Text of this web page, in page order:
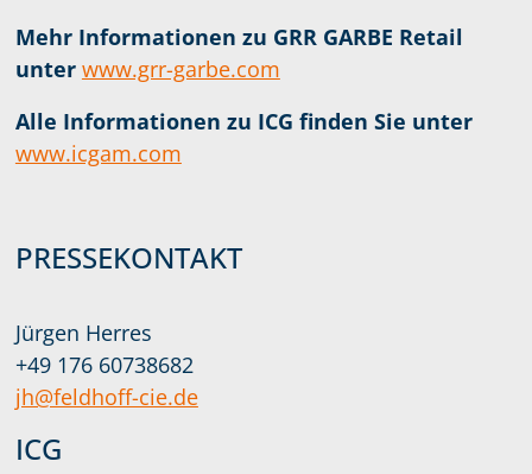
Mehr Informationen zu GRR GARBE Retail
unter www.grr-garbe.com
Alle Informationen zu ICG finden Sie unter
www.icgam.com
PRESSEKONTAKT
Jürgen Herres
+49 176 60738682
jh@feldhoff-cie.de
ICG